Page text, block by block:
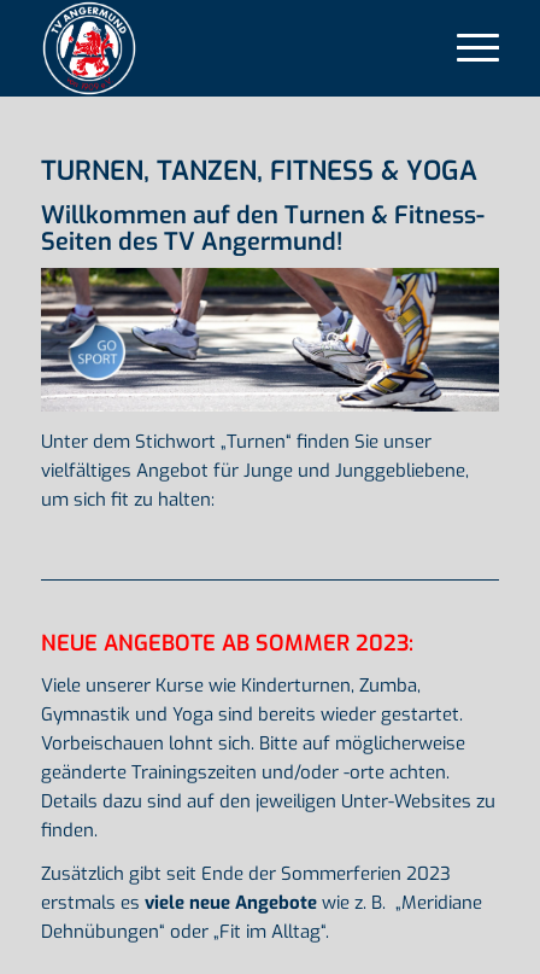
TURNEN, TANZEN, FITNESS & YOGA
Willkommen auf den Turnen & Fitness-
Seiten des TV Angermund!
Unter dem Stichwort „Turnen“ finden Sie unser
vielfältiges Angebot für Junge und Junggebliebene,
um sich fit zu halten:
NEUE ANGEBOTE AB SOMMER 2023:
Viele unserer Kurse wie Kinderturnen, Zumba,
Gymnastik und Yoga sind bereits wieder gestartet.
Vorbeischauen lohnt sich. Bitte auf möglicherweise
geänderte Trainingszeiten und/oder -orte achten.
Details dazu sind auf den jeweiligen Unter-Websites zu
finden.
Zusätzlich gibt seit Ende der Sommerferien 2023
erstmals es viele neue Angebotewie z. B. „Meridiane
Dehnübungen“ oder „Fit im Alltag“.